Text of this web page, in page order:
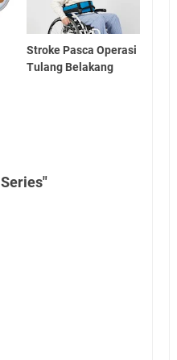
Stroke Pasca Operasi
Tulang Belakang